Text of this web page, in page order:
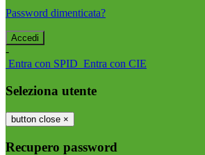
Password dimenticata?
-
Entra con SPID Entra con CIE
Seleziona utente
button close ×
Recupero password